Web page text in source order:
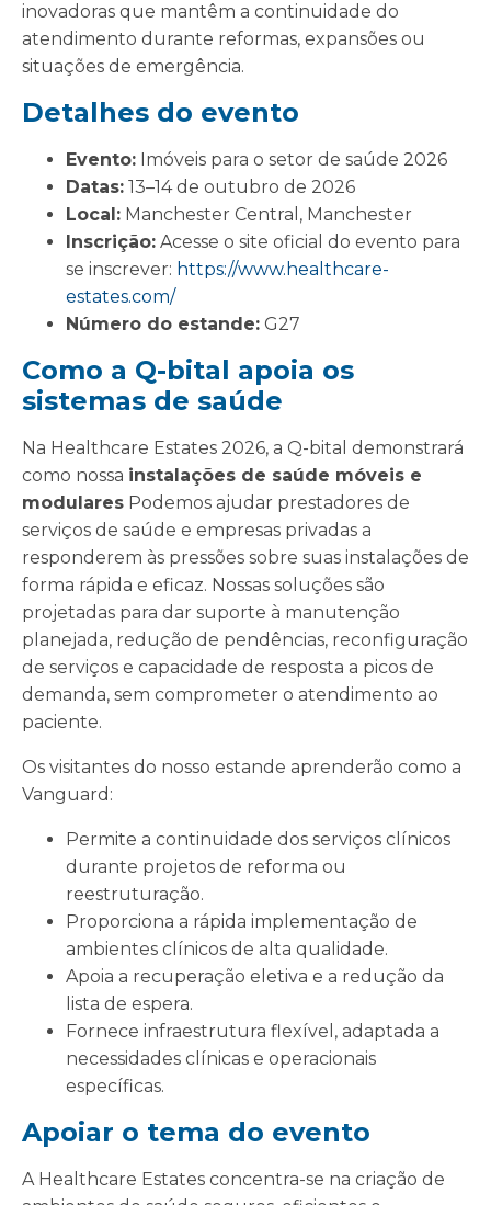
inovadoras que mantêm a continuidade do
atendimento durante reformas, expansões ou
situações de emergência.
Detalhes do evento
Evento: Imóveis para o setor de saúde 2026
Datas: 13–14 de outubro de 2026
Local: Manchester Central, Manchester
Inscrição: Acesse o site oficial do evento para
se inscrever: https://www.healthcare-
estates.com/
Número do estande: G27
Como a Q-bital apoia os
sistemas de saúde
Na Healthcare Estates 2026, a Q-bital demonstrará
como nossa instalações de saúde móveis e
modulares Podemos ajudar prestadores de
serviços de saúde e empresas privadas a
responderem às pressões sobre suas instalações de
forma rápida e eficaz. Nossas soluções são
projetadas para dar suporte à manutenção
planejada, redução de pendências, reconfiguração
de serviços e capacidade de resposta a picos de
demanda, sem comprometer o atendimento ao
paciente.
Os visitantes do nosso estande aprenderão como a
Vanguard:
Permite a continuidade dos serviços clínicos
durante projetos de reforma ou
reestruturação.
Proporciona a rápida implementação de
ambientes clínicos de alta qualidade.
Apoia a recuperação eletiva e a redução da
lista de espera.
Fornece infraestrutura flexível, adaptada a
necessidades clínicas e operacionais
específicas.
Apoiar o tema do evento
A Healthcare Estates concentra-se na criação de